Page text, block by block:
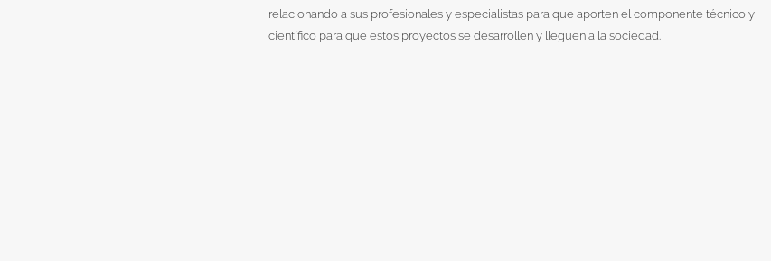
relacionando a sus profesionales y especialistas para que aporten el componente técnico y
científico para que estos proyectos se desarrollen y lleguen a la sociedad.